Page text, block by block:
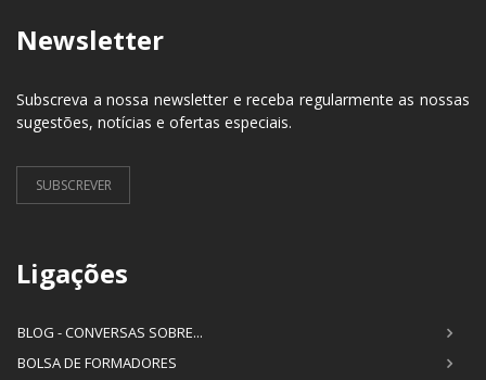
Newsletter
Subscreva a nossa newsletter e receba regularmente as nossas
sugestões, notícias e ofertas especiais.
SUBSCREVER
Ligações
BLOG - CONVERSAS SOBRE...
BOLSA DE FORMADORES